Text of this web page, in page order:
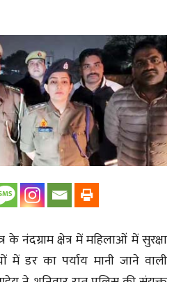
के नंदग्राम क्षेत्र में महिलाओं में सुरक्षा
में डर का पर्याय मानी जाने वाली